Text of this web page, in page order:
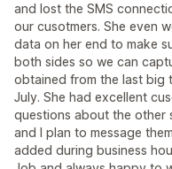
and lost the SMS
our cusotmers. She even
data on her end to make
both sides so we can
obtained from the last big
July. She had excellent
questions about the other
and I plan to message
added during business